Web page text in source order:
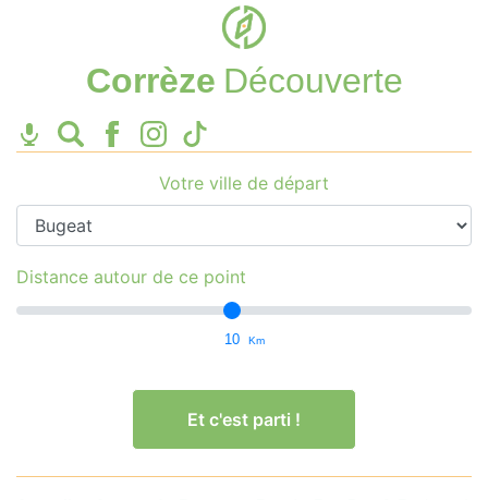
Corrèze Découverte
Votre ville de départ
Distance autour de ce point
10 Km
Et c'est parti !